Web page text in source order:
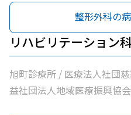
人志匠会練馬志匠会病院 / 土
整形外科の
リハビリテーション
旭町診療所 / 医療法人社団
益社団法人地域医療振興協